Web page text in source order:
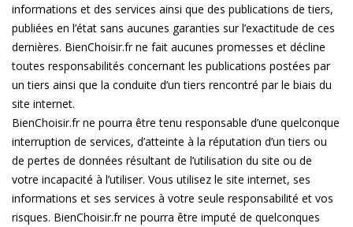
informations et des services ainsi que des publications de tiers,
publiées en l’état sans aucunes garanties sur l’exactitude de ces
dernières. BienChoisir.fr ne fait aucunes promesses et décline
toutes responsabilités concernant les publications postées par
un tiers ainsi que la conduite d’un tiers rencontré par le biais du
site internet.
BienChoisir.fr ne pourra être tenu responsable d’une quelconque
interruption de services, d’atteinte à la réputation d’un tiers ou
de pertes de données résultant de l’utilisation du site ou de
votre incapacité à l’utiliser. Vous utilisez le site internet, ses
informations et ses services à votre seule responsabilité et vos
risques. BienChoisir.fr ne pourra être imputé de quelconques